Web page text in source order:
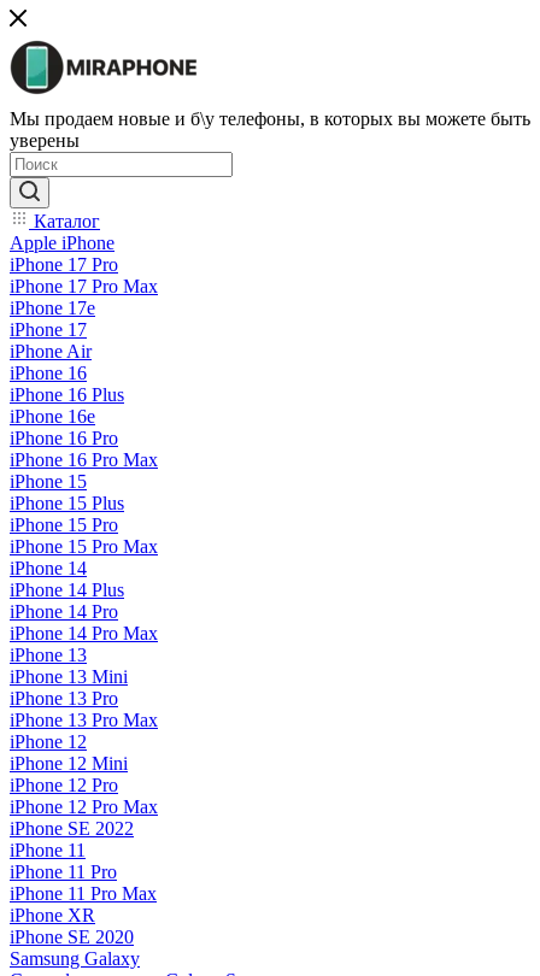
Мы продаем новые и б\у телефоны, в которых вы можете быть
уверены
Каталог
Apple iPhone
iPhone 17 Pro
iPhone 17 Pro Max
iPhone 17e
iPhone 17
iPhone Air
iPhone 16
iPhone 16 Plus
iPhone 16e
iPhone 16 Pro
iPhone 16 Pro Max
iPhone 15
iPhone 15 Plus
iPhone 15 Pro
iPhone 15 Pro Max
iPhone 14
iPhone 14 Plus
iPhone 14 Pro
iPhone 14 Pro Max
iPhone 13
iPhone 13 Mini
iPhone 13 Pro
iPhone 13 Pro Max
iPhone 12
iPhone 12 Mini
iPhone 12 Pro
iPhone 12 Pro Max
iPhone SE 2022
iPhone 11
iPhone 11 Pro
iPhone 11 Pro Max
iPhone XR
iPhone SE 2020
Samsung Galaxy